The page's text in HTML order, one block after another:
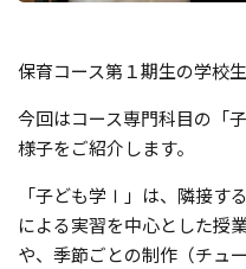
保育コース第１期生の学校
今回はコース専門科目の「
様子をご紹介します。
「子ども学Ⅰ」は、隣接す
による実習を中心とした授
や、季節ごとの制作（チュ